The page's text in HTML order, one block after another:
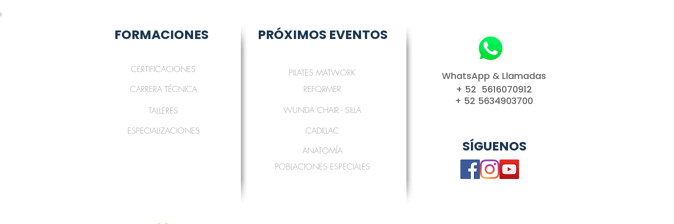
FORMACIONES PRÓXIMOS EVENTOS
CERTIFICACIONES
CARRERA TÉCNICA
PILATES MATWORK
WhatsApp & Llamadas
+ 52 5616070912
+ 52 5634903700
REFORMER
TALLERES
WUNDA CHAIR - SILLA
ESPECIALIZACIONES
CADILLAC
ANATOMÍA
POBLACIONES ESPECIALES
SÍGUENOS